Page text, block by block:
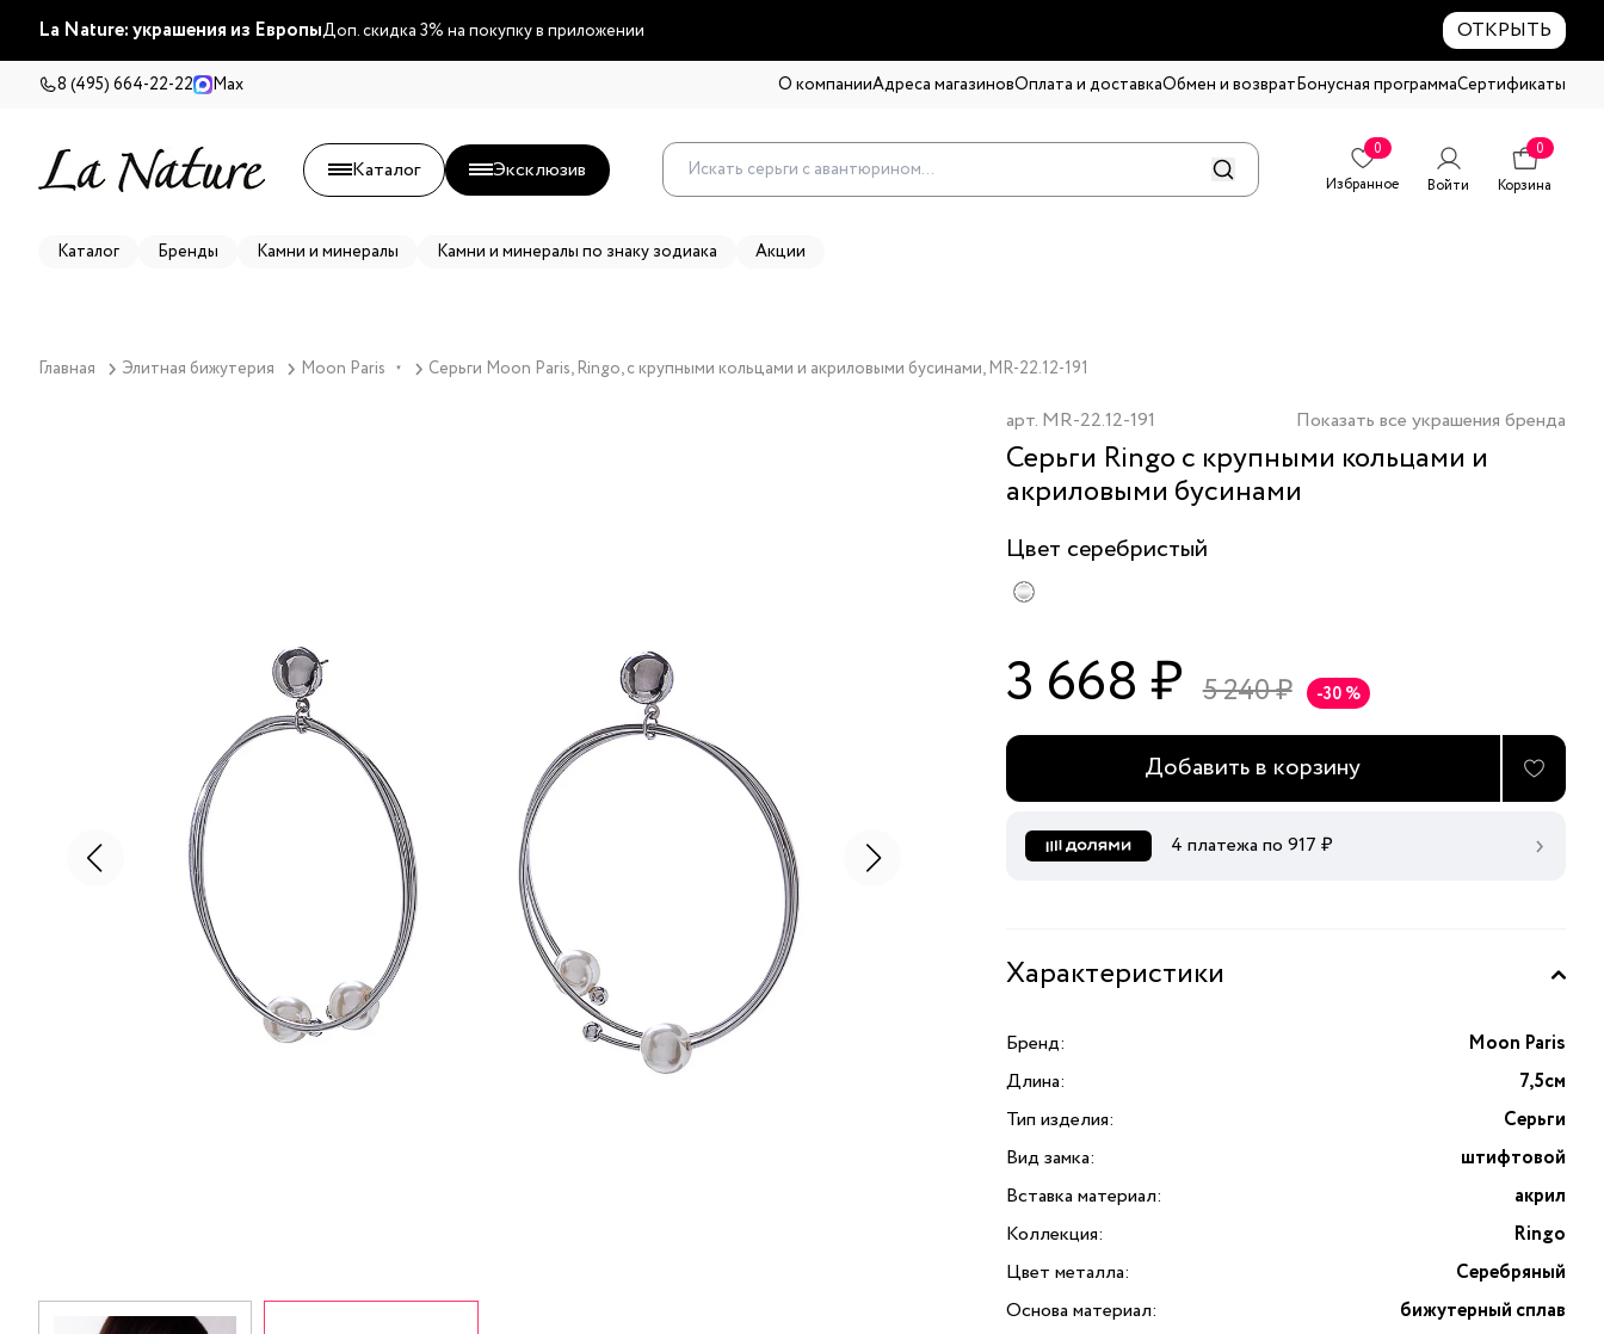
La Nature: украшения из ЕвропыДоп. скидка 3% на покупку в приложении ОТКРЫТЬ
8 (495) 664-22-22 Max О компанииАдреса магазиновОплата и доставкаОбмен и возвратБонусная программаСертификаты
Каталог Эксклюзив
0
Избранное
Войти
0
Корзина
Каталог Бренды Камни и минералы Камни и минералы по знаку зодиака Акции
Главная Элитная бижутерия Moon Paris ▼ Серьги Moon Paris, Ringo, с крупными кольцами и акриловыми бусинами, MR-22.12-191
арт. MR-22.12-191 Показать все украшения бренда
Серьги Ringo с крупными кольцами и
акриловыми бусинами
Цвет серебристый
3 668 ₽ 5 240 ₽ -30 %
Добавить в корзину
4 платежа по 917 ₽
Характеристики
Бренд:
Moon Paris
Длина:
7,5см
Тип изделия:
Серьги
Вид замка:
штифтовой
Вставка материал:
акрил
Коллекция:
Ringo
Цвет металла:
Серебряный
Основа материал:
бижутерный сплав